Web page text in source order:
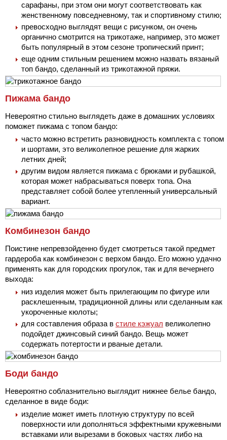
сарафаны, при этом они могут соответствовать как
женственному повседневному, так и спортивному стилю;
превосходно выглядят вещи с рисунком, он очень
органично смотрится на трикотаже, например, это может
быть популярный в этом сезоне тропический принт;
еще одним стильным решением можно назвать вязаный
топ бандо, сделанный из трикотажной пряжи.
Пижама бандо
Невероятно стильно выглядеть даже в домашних условиях
поможет пижама с топом бандо:
часто можно встретить разновидность комплекта с топом
и шортами, это великолепное решение для жарких
летних дней;
другим видом является пижама с брюками и рубашкой,
которая может набрасываться поверх топа. Она
представляет собой более утепленный универсальный
вариант.
Комбинезон бандо
Поистине непревзойденно будет смотреться такой предмет
гардероба как комбинезон с верхом бандо. Его можно удачно
применять как для городских прогулок, так и для вечернего
выхода:
низ изделия может быть прилегающим по фигуре или
расклешенным, традиционной длины или сделанным как
укороченные кюлоты;
для составления образа в стиле кэжуал великолепно
подойдет джинсовый синий бандо. Вещь может
содержать потертости и рваные детали.
Боди бандо
Невероятно соблазнительно выглядит нижнее белье бандо,
сделанное в виде боди:
изделие может иметь плотную структуру по всей
поверхности или дополняться эффектными кружевными
вставками или вырезами в боковых частях либо на